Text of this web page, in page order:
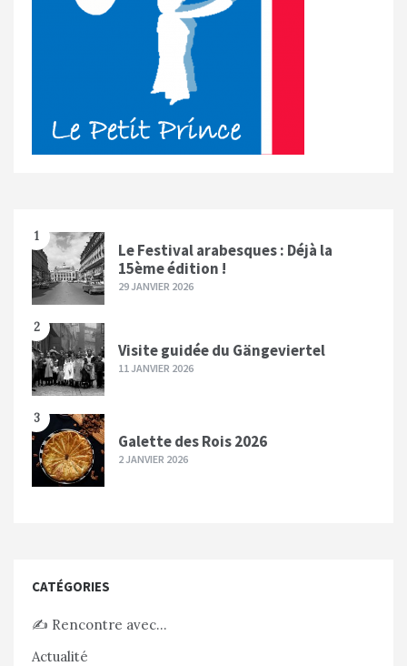
1
Le Festival arabesques : Déjà la
15ème édition !
29 JANVIER 2026
2
Visite guidée du Gängeviertel
11 JANVIER 2026
3
Galette des Rois 2026
2 JANVIER 2026
CATÉGORIES
✍️ Rencontre avec…
Actualité